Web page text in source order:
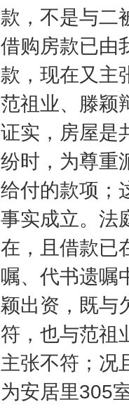
款，不是与二
借购房款已由
款，现在又主
范祖业、滕颖
证实，房屋是
纷时，为尊重
给付的款项；
事实成立。法
在，且借款已
嘱、代书遗嘱
颖出资，既与
符，也与范祖
主张不符；况
为安居里305